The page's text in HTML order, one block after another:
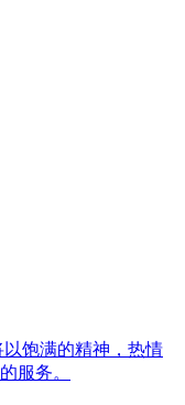
饱满的精神，热情
服务。